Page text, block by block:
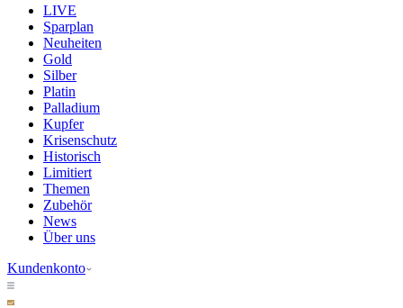
LIVE
Sparplan
Neuheiten
Gold
Silber
Platin
Palladium
Kupfer
Krisenschutz
Historisch
Limitiert
Themen
Zubehör
News
Über uns
Kundenkonto